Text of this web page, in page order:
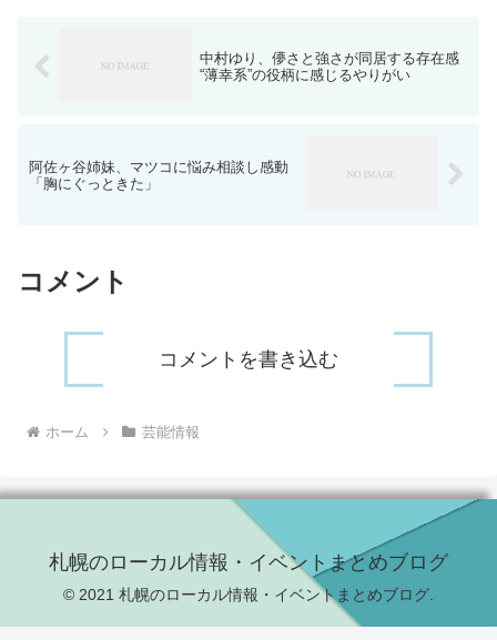
中村ゆり、儚さと強さが同居する存在感
“薄幸系”の役柄に感じるやりがい
阿佐ヶ谷姉妹、マツコに悩み相談し感動
「胸にぐっときた」
コメント
コメントを書き込む
ホーム 芸能情報
札幌のローカル情報・イベントまとめブログ
© 2021 札幌のローカル情報・イベントまとめブログ.